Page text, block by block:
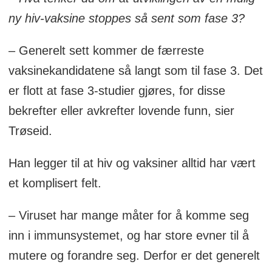
ny hiv-vaksine stoppes så sent som fase 3?
– Generelt sett kommer de færreste
vaksinekandidatene så langt som til fase 3. Det
er flott at fase 3-studier gjøres, for disse
bekrefter eller avkrefter lovende funn, sier
Trøseid.
Han legger til at hiv og vaksiner alltid har vært
et komplisert felt.
– Viruset har mange måter for å komme seg
inn i immunsystemet, og har store evner til å
mutere og forandre seg. Derfor er det generelt